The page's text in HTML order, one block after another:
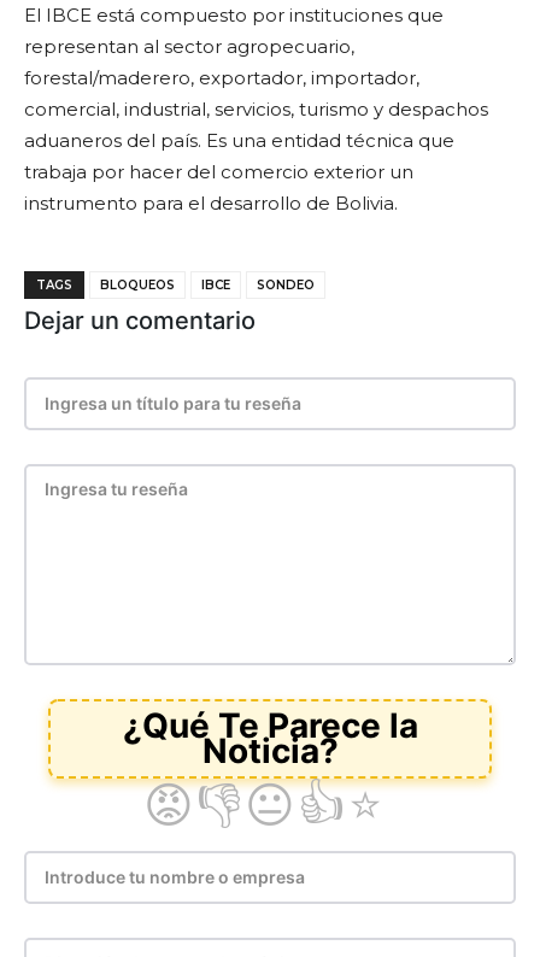
El IBCE está compuesto por instituciones que
representan al sector agropecuario,
forestal/maderero, exportador, importador,
comercial, industrial, servicios, turismo y despachos
aduaneros del país. Es una entidad técnica que
trabaja por hacer del comercio exterior un
instrumento para el desarrollo de Bolivia.
TAGS BLOQUEOS IBCE SONDEO
Dejar un comentario